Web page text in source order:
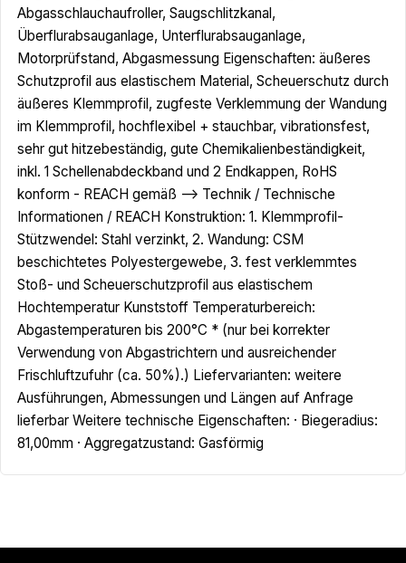
Abgasschlauchaufroller, Saugschlitzkanal,
Überflurabsauganlage, Unterflurabsauganlage,
Motorprüfstand, Abgasmessung Eigenschaften: äußeres
Schutzprofil aus elastischem Material, Scheuerschutz durch
äußeres Klemmprofil, zugfeste Verklemmung der Wandung
im Klemmprofil, hochflexibel + stauchbar, vibrationsfest,
sehr gut hitzebeständig, gute Chemikalienbeständigkeit,
inkl. 1 Schellenabdeckband und 2 Endkappen, RoHS
konform - REACH gemäß --> Technik / Technische
Informationen / REACH Konstruktion: 1. Klemmprofil-
Stützwendel: Stahl verzinkt, 2. Wandung: CSM
beschichtetes Polyestergewebe, 3. fest verklemmtes
Stoß- und Scheuerschutzprofil aus elastischem
Hochtemperatur Kunststoff Temperaturbereich:
Abgastemperaturen bis 200°C * (nur bei korrekter
Verwendung von Abgastrichtern und ausreichender
Frischluftzufuhr (ca. 50%).) Liefervarianten: weitere
Ausführungen, Abmessungen und Längen auf Anfrage
lieferbar Weitere technische Eigenschaften: · Biegeradius:
81,00mm · Aggregatzustand: Gasförmig